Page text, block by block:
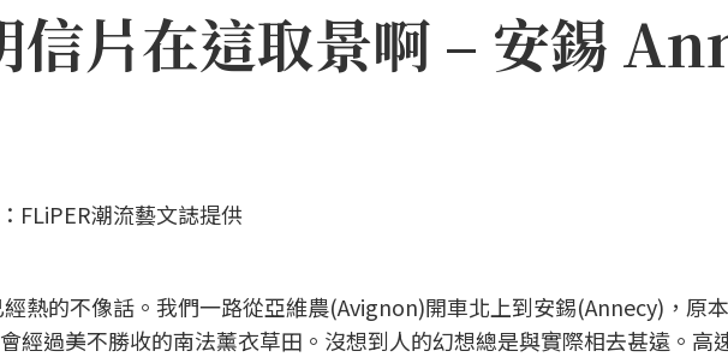
信片在這取景啊 – 安錫
FLiPER潮流藝文誌提供
熱的不像話。我們一路從亞維農(Avignon)開車北上到安錫(Annecy)，原
經過美不勝收的南法薰衣草田。沒想到人的幻想總是與實際相去甚遠。高